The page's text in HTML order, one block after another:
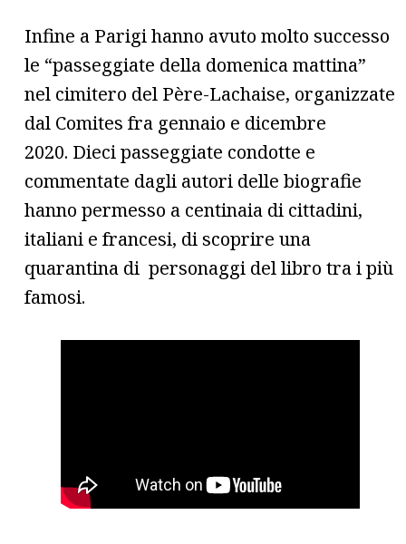
Infine a Parigi hanno avuto molto successo
le “passeggiate della domenica mattina”
nel cimitero del Père-Lachaise, organizzate
dal Comites fra gennaio e dicembre
2020. Dieci passeggiate condotte e
commentate dagli autori delle biografie
hanno permesso a centinaia di cittadini,
italiani e francesi, di scoprire una
quarantina di personaggi del libro tra i più
famosi.